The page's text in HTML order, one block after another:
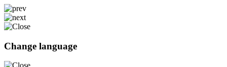
Change language